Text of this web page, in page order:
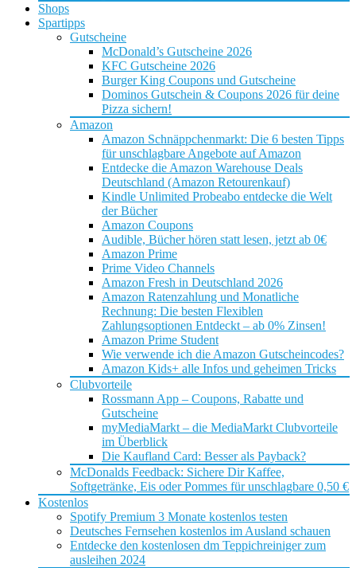
Shops
Spartipps
Gutscheine
McDonald’s Gutscheine 2026
KFC Gutscheine 2026
Burger King Coupons und Gutscheine
Dominos Gutschein & Coupons 2026 für deine
Pizza sichern!
Amazon
Amazon Schnäppchenmarkt: Die 6 besten Tipps
für unschlagbare Angebote auf Amazon
Entdecke die Amazon Warehouse Deals
Deutschland (Amazon Retourenkauf)
Kindle Unlimited Probeabo entdecke die Welt
der Bücher
Amazon Coupons
Audible, Bücher hören statt lesen, jetzt ab 0€
Amazon Prime
Prime Video Channels
Amazon Fresh in Deutschland 2026
Amazon Ratenzahlung und Monatliche
Rechnung: Die besten Flexiblen
Zahlungsoptionen Entdeckt – ab 0% Zinsen!
Amazon Prime Student
Wie verwende ich die Amazon Gutscheincodes?
Amazon Kids+ alle Infos und geheimen Tricks
Clubvorteile
Rossmann App – Coupons, Rabatte und
Gutscheine
myMediaMarkt – die MediaMarkt Clubvorteile
im Überblick
Die Kaufland Card: Besser als Payback?
McDonalds Feedback: Sichere Dir Kaffee,
Softgetränke, Eis oder Pommes für unschlagbare 0,50 €
Kostenlos
Spotify Premium 3 Monate kostenlos testen
Deutsches Fernsehen kostenlos im Ausland schauen
Entdecke den kostenlosen dm Teppichreiniger zum
ausleihen 2024